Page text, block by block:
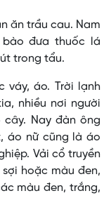
ăn trầu cau. Nam
đưa thuốc lá
trong tẩu.
váy, áo. Trời lạnh
nhiều nơi người
Nay đàn ông
áo nữ cũng là áo
Vải cổ truyền
hoặc màu đen,
màu đen, trắng,